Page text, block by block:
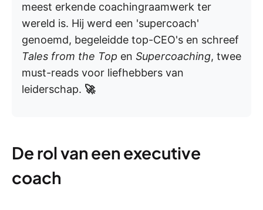
meest erkende coachingraamwerk ter
wereld is. Hij werd een 'supercoach'
genoemd, begeleidde top-CEO's en schreef
Tales from the Top en Supercoaching, twee
must-reads voor liefhebbers van
leiderschap. 🚀
De rol van een executive
coach